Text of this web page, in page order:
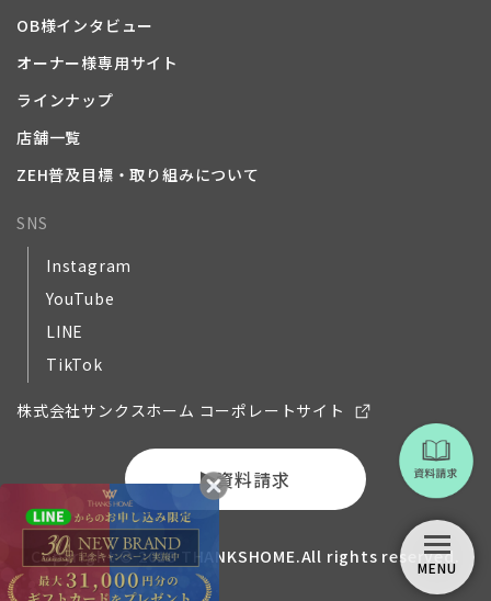
MENU
OB様インタビュー
オーナー様専用サイト
ラインナップ
店舗一覧
ZEH普及目標・取り組みについて
SNS
Instagram
YouTube
LINE
TikTok
株式会社サンクスホーム コーポレートサイト
資料請求
Copyright © 2018 THANKSHOME.All rights reserved.